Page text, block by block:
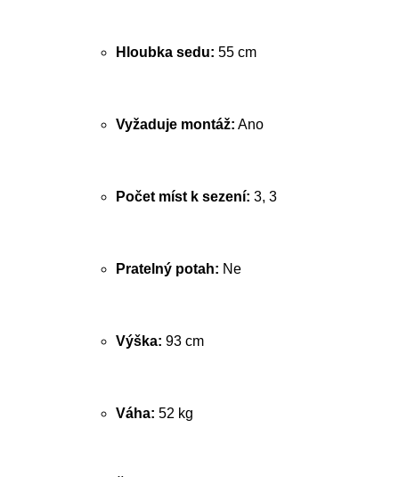
Hloubka sedu: 55 cm
Vyžaduje montáž: Ano
Počet míst k sezení: 3, 3
Pratelný potah: Ne
Výška: 93 cm
Váha: 52 kg